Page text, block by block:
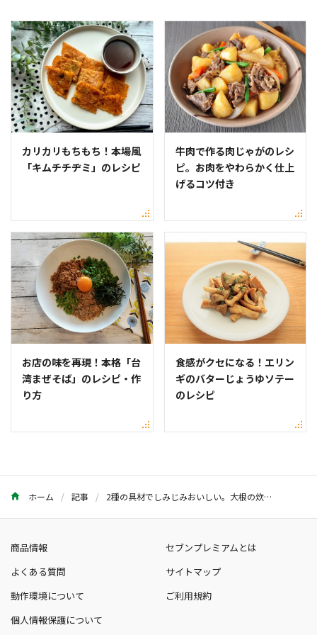
カリカリもちもち！本場風
「キムチチヂミ」のレシピ
牛肉で作る肉じゃがのレシ
ピ。お肉をやわらかく仕上
げるコツ付き
お店の味を再現！本格「台
湾まぜそば」のレシピ・作
り方
食感がクセになる！エリン
ギのバターじょうゆソテー
のレシピ
ホーム 記事 2種の具材でしみじみおいしい。大根の炊き込みごはんのレシピ
商品情報
セブンプレミアムとは
よくある質問
サイトマップ
動作環境について
ご利用規約
個人情報保護について